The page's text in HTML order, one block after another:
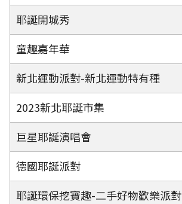
耶誕開城秀
童趣嘉年華
新北運動派對-新北運動特有種
2023新北耶誕市集
巨星耶誕演唱會
德國耶誕派對
耶誕環保挖寶趣-二手好物歡樂派對